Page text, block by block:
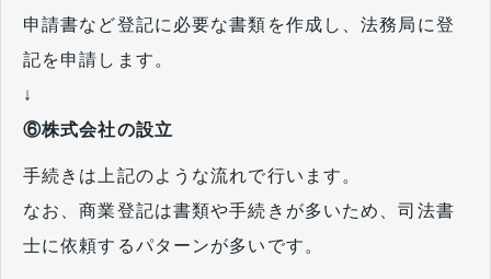
申請書など登記に必要な書類を作成し、法務局に登
記を申請します。
↓
⑥株式会社の設立
手続きは上記のような流れで行います。
なお、商業登記は書類や手続きが多いため、司法書
士に依頼するパターンが多いです。